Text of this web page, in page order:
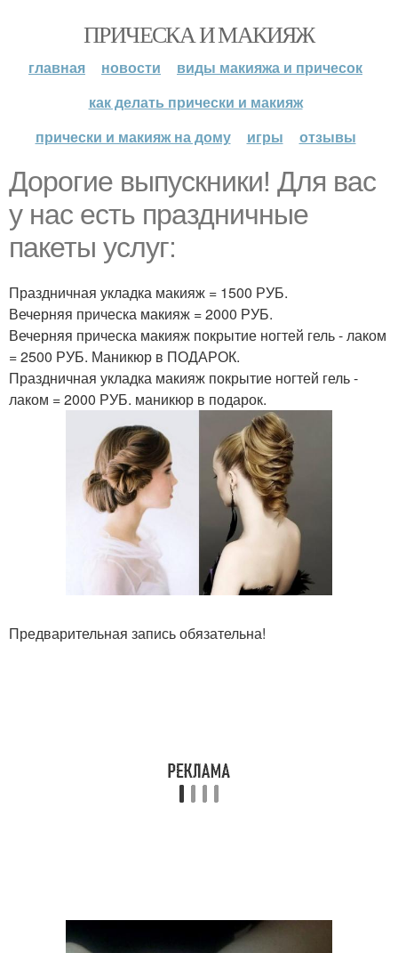
ПРИЧЕСКА И МАКИЯЖ
главная новости
виды макияжа и причесок
как делать прически и макияж
прически и макияж на дому
игры отзывы
Дорогие выпускники! Для вас
у нас есть праздничные
пакеты услуг:
Праздничная укладка макияж = 1500 РУБ.
Вечерняя прическа макияж = 2000 РУБ.
Вечерняя прическа макияж покрытие ногтей гель - лаком
= 2500 РУБ. Маникюр в ПОДАРОК.
Праздничная укладка макияж покрытие ногтей гель -
лаком = 2000 РУБ. маникюр в подарок.
Предварительная запись обязательна!